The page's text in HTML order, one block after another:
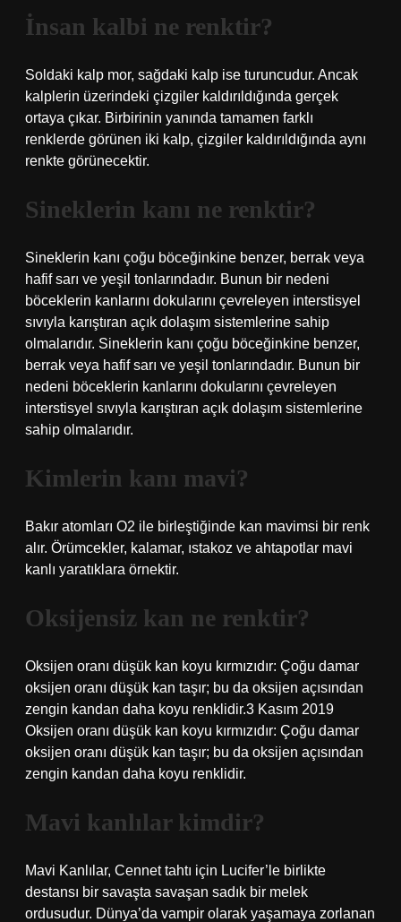
İnsan kalbi ne renktir?
Soldaki kalp mor, sağdaki kalp ise turuncudur. Ancak
kalplerin üzerindeki çizgiler kaldırıldığında gerçek
ortaya çıkar. Birbirinin yanında tamamen farklı
renklerde görünen iki kalp, çizgiler kaldırıldığında aynı
renkte görünecektir.
Sineklerin kanı ne renktir?
Sineklerin kanı çoğu böceğinkine benzer, berrak veya
hafif sarı ve yeşil tonlarındadır. Bunun bir nedeni
böceklerin kanlarını dokularını çevreleyen interstisyel
sıvıyla karıştıran açık dolaşım sistemlerine sahip
olmalarıdır. Sineklerin kanı çoğu böceğinkine benzer,
berrak veya hafif sarı ve yeşil tonlarındadır. Bunun bir
nedeni böceklerin kanlarını dokularını çevreleyen
interstisyel sıvıyla karıştıran açık dolaşım sistemlerine
sahip olmalarıdır.
Kimlerin kanı mavi?
Bakır atomları O2 ile birleştiğinde kan mavimsi bir renk
alır. Örümcekler, kalamar, ıstakoz ve ahtapotlar mavi
kanlı yaratıklara örnektir.
Oksijensiz kan ne renktir?
Oksijen oranı düşük kan koyu kırmızıdır: Çoğu damar
oksijen oranı düşük kan taşır; bu da oksijen açısından
zengin kandan daha koyu renklidir.3 Kasım 2019
Oksijen oranı düşük kan koyu kırmızıdır: Çoğu damar
oksijen oranı düşük kan taşır; bu da oksijen açısından
zengin kandan daha koyu renklidir.
Mavi kanlılar kimdir?
Mavi Kanlılar, Cennet tahtı için Lucifer’le birlikte
destansı bir savaşta savaşan sadık bir melek
ordusudur. Dünya’da vampir olarak yaşamaya zorlanan